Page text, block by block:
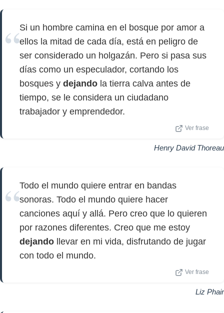
Si un hombre camina en el bosque por amor a
ellos la mitad de cada día, está en peligro de
ser considerado un holgazán. Pero si pasa sus
días como un especulador, cortando los
bosques y dejando la tierra calva antes de
tiempo, se le considera un ciudadano
trabajador y emprendedor.
Ver frase
Henry David Thoreau
Todo el mundo quiere entrar en bandas
sonoras. Todo el mundo quiere hacer
canciones aquí y allá. Pero creo que lo quieren
por razones diferentes. Creo que me estoy
dejando llevar en mi vida, disfrutando de jugar
con todo el mundo.
Ver frase
Liz Phair